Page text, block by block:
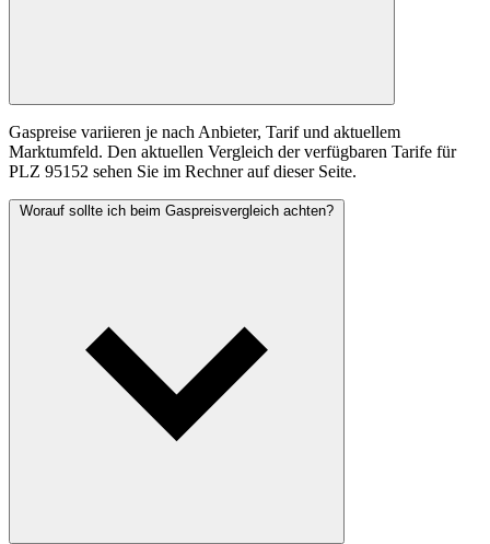
Gaspreise variieren je nach Anbieter, Tarif und aktuellem
Marktumfeld. Den aktuellen Vergleich der verfügbaren Tarife für
PLZ 95152 sehen Sie im Rechner auf dieser Seite.
Worauf sollte ich beim Gaspreisvergleich achten?